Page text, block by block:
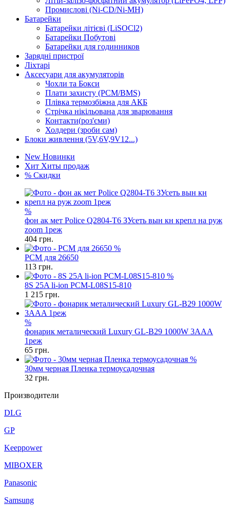
Промислові (Ni-CD/Ni-MH)
Батарейки
Батарейки літієві (LiSOCl2)
Батарейки Побутові
Батарейки для годинников
Зарядні пристрої
Ліхтарі
Аксесуари для акумуляторів
Чохли та Бокси
Плати захисту (PCM/BMS)
Плівка термозбіжна для АКБ
Стрічка нікільована для зварювання
Контакти(роз'єми)
Холдери (зроби сам)
Блоки живлення (5V,6V,9V12...)
New Новинки
Хит Хиты продаж
% Скидки
%
фон ак мет Police Q2804-T6 ЗУсеть вын кн крепл на руж
zoom 1реж
404 грн.
%
PCM для 26650
113 грн.
%
8S 25A li-ion PCM-L08S15-810
1 215 грн.
%
фонарик металический Luxury GL-B29 1000W 3AAA
1реж
65 грн.
%
30мм черная Пленка термоусадочная
32 грн.
Производители
DLG
GP
Keeppower
MIBOXER
Panasonic
Samsung